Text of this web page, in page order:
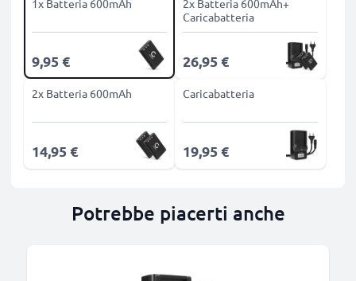
1x Batteria 600mAh
9,95 €
2x Batteria 600mAh+
Caricabatteria
26,95 €
2x Batteria 600mAh
14,95 €
Caricabatteria
19,95 €
Potrebbe piacerti anche